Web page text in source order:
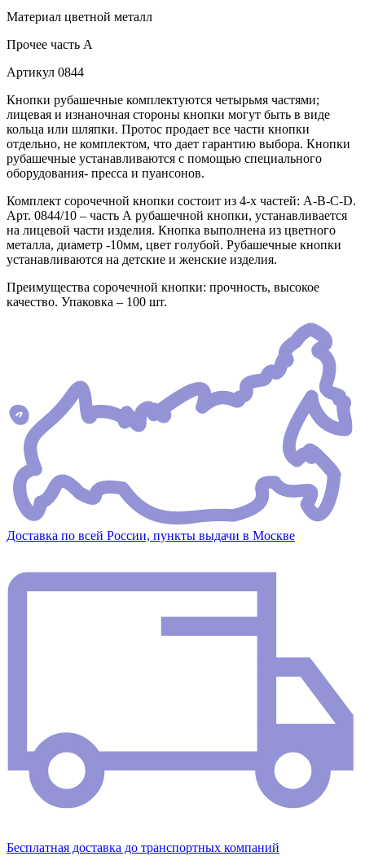
Материал цветной металл
Прочее часть A
Артикул 0844
Кнопки рубашечные комплектуются четырьмя частями;
лицевая и изнаночная стороны кнопки могут быть в виде
кольца или шляпки. Протос продает все части кнопки
отдельно, не комплектом, что дает гарантию выбора. Кнопки
рубашечные устанавливаются с помощью специального
оборудования- пресса и пуансонов.
Комплект сорочечной кнопки состоит из 4-х частей: А-В-С-D.
Арт. 0844/10 – часть А рубашечной кнопки, устанавливается
на лицевой части изделия. Кнопка выполнена из цветного
металла, диаметр -10мм, цвет голубой. Рубашечные кнопки
устанавливаются на детские и женские изделия.
Преимущества сорочечной кнопки: прочность, высокое
качество. Упаковка – 100 шт.
Доставка по всей России, пункты выдачи в Москве
Бесплатная доставка до транспортных компаний